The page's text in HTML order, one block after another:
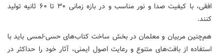
افقی، با کیفیت صدا و نور مناسب و در بازه زمانی ۳۰ تا ۶۰ ثانیه تولید
کنند.
هم‌چنین مربیان و معلمان در بخش ساخت کتاب‌های حسی-لمسی باید با
استفاده از بافت‌های متنوع و رعایت اصول ایمنی، آثار خود را حداکثر در